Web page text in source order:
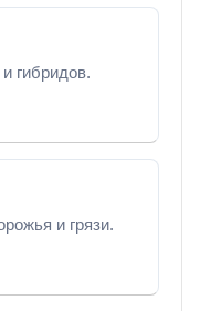
гибридов.
и грязи.